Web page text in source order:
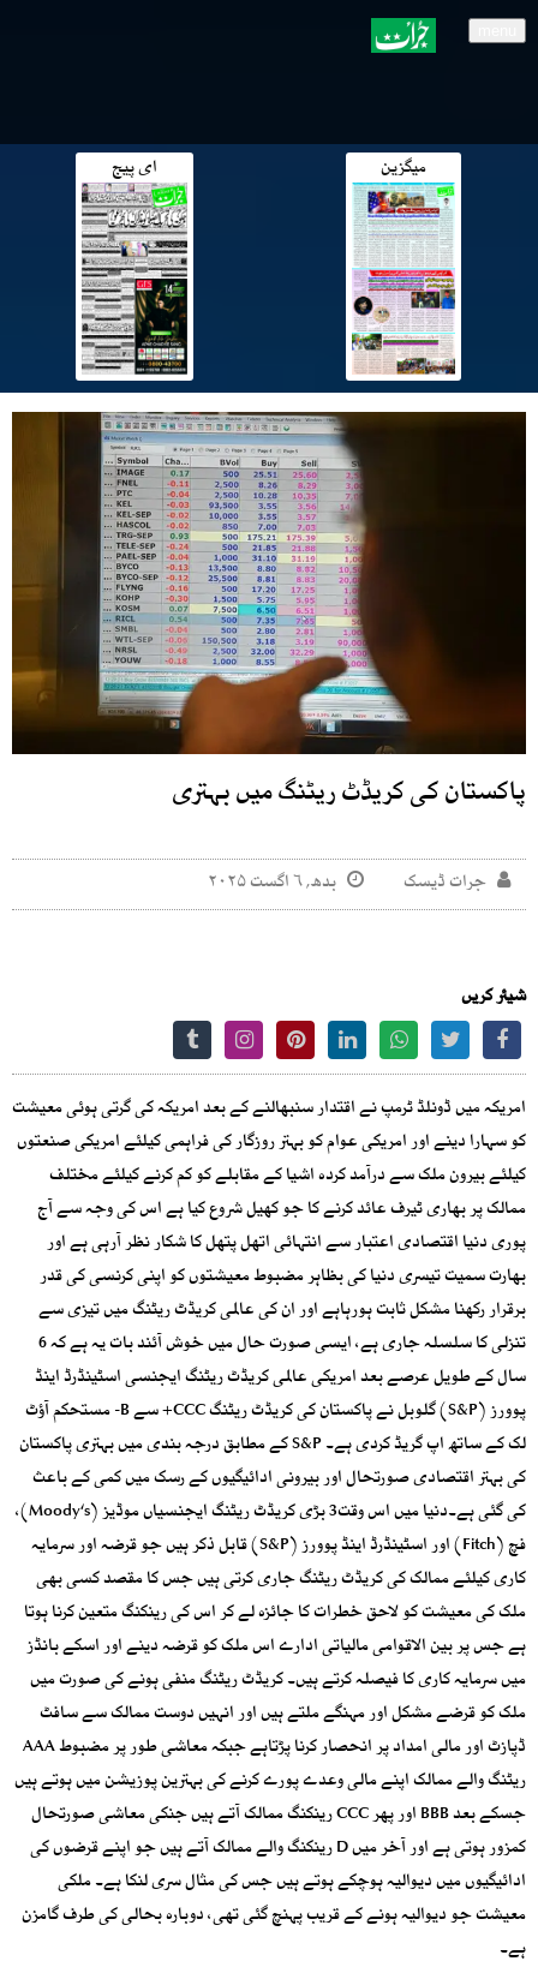
میگزین ای پیج
پاکستان کی کریڈٹ ریٹنگ میں بہتری
جرات ڈیسک بدھ, ۶ اگست ۲۰۲۵
شیئر کریں
امریکہ میں ڈونلڈ ٹرمپ نے اقتدار سنبھالنے کے بعد امریکہ کی گرتی ہوئی معیشت
کو سہارا دینے اور امریکی عوام کو بہتر روزگار کی فراہمی کیلئے امریکی صنعتوں
کیلئے بیرون ملک سے درآمد کردہ اشیا کے مقابلے کو کم کرنے کیلئے مختلف
ممالک پر بھاری ٹیرف عائد کرنے کا جو کھیل شروع کیا ہے اس کی وجہ سے آج
پوری دنیا اقتصادی اعتبار سے انتہائی اتھل پتھل کا شکار نظر آرہی ہے اور
بھارت سمیت تیسری دنیا کی بظاہر مضبوط معیشتوں کو اپنی کرنسی کی قدر
برقرار رکھنا مشکل ثابت ہورہاہے اور ان کی عالمی کریڈٹ ریٹنگ میں تیزی سے
تنزلی کا سلسلہ جاری ہے، ایسی صورت حال میں خوش آئند بات یہ ہے کہ 6
سال کے طویل عرصے بعد امریکی عالمی کریڈٹ ریٹنگ ایجنسی اسٹینڈرڈ اینڈ
پوورز (S&P) گلوبل نے پاکستان کی کریڈٹ ریٹنگ CCC+ سے B- مستحکم آؤٹ
لک کے ساتھ اپ گریڈ کردی ہے۔ S&P کے مطابق درجہ بندی میں بہتری پاکستان
کی بہتر اقتصادی صورتحال اور بیرونی ادائیگیوں کے رسک میں کمی کے باعث
کی گئی ہے۔دنیا میں اس وقت3 بڑی کریڈٹ ریٹنگ ایجنسیاں موڈیز (Moody‘s)،
فچ (Fitch) اور اسٹینڈرڈ اینڈ پوورز (S&P) قابل ذکر ہیں جو قرضہ اور سرمایہ
کاری کیلئے ممالک کی کریڈٹ ریٹنگ جاری کرتی ہیں جس کا مقصد کسی بھی
ملک کی معیشت کو لاحق خطرات کا جائزہ لے کر اس کی رینکنگ متعین کرنا ہوتا
ہے جس پر بین الاقوامی مالیاتی ادارے اس ملک کو قرضہ دینے اور اسکے بانڈز
میں سرمایہ کاری کا فیصلہ کرتے ہیں۔ کریڈٹ ریٹنگ منفی ہونے کی صورت میں
ملک کو قرضے مشکل اور مہنگے ملتے ہیں اور انہیں دوست ممالک سے سافٹ
ڈپازٹ اور مالی امداد پر انحصار کرنا پڑتاہے جبکہ معاشی طور پر مضبوط AAA
ریٹنگ والے ممالک اپنے مالی وعدے پورے کرنے کی بہترین پوزیشن میں ہوتے ہیں
جسکے بعد BBB اور پھر CCC رینکنگ ممالک آتے ہیں جنکی معاشی صورتحال
کمزور ہوتی ہے اور آخر میں D رینکنگ والے ممالک آتے ہیں جو اپنے قرضوں کی
ادائیگیوں میں دیوالیہ ہوچکے ہوتے ہیں جس کی مثال سری لنکا ہے۔ ملکی
معیشت جو دیوالیہ ہونے کے قریب پہنچ گئی تھی، دوبارہ بحالی کی طرف گامزن
ہے۔